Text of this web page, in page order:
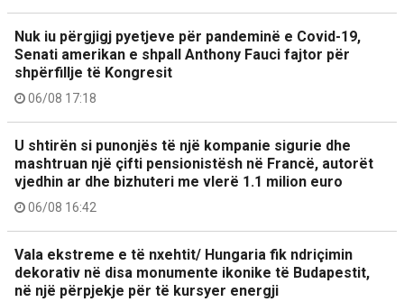
Nuk iu përgjigj pyetjeve për pandeminë e Covid-19,
Senati amerikan e shpall Anthony Fauci fajtor për
shpërfillje të Kongresit
06/08 17:18
U shtirën si punonjës të një kompanie sigurie dhe
mashtruan një çifti pensionistësh në Francë, autorët
vjedhin ar dhe bizhuteri me vlerë 1.1 milion euro
06/08 16:42
Vala ekstreme e të nxehtit/ Hungaria fik ndriçimin
dekorativ në disa monumente ikonike të Budapestit,
në një përpjekje për të kursyer energji